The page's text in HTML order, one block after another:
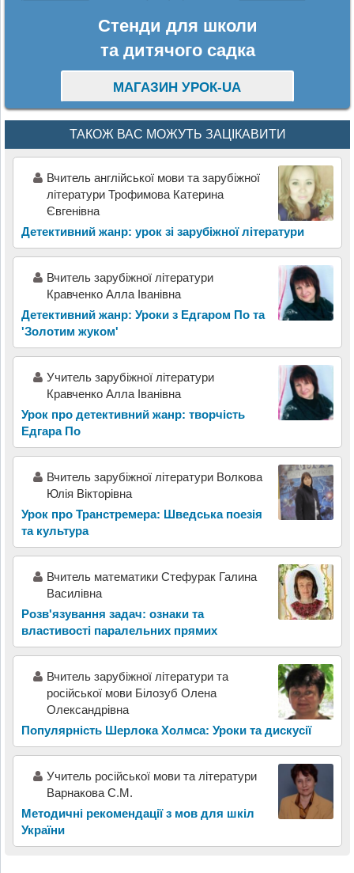
Стенди для школи
та дитячого садка
МАГАЗИН УРОК-UA
ТАКОЖ ВАС МОЖУТЬ ЗАЦІКАВИТИ
Вчитель англійської мови та зарубіжної
літератури Трофимова Катерина
Євгенівна
Детективний жанр: урок зі зарубіжної літератури
Вчитель зарубіжної літератури
Кравченко Алла Іванівна
Детективний жанр: Уроки з Едгаром По та
'Золотим жуком'
Учитель зарубіжної літератури
Кравченко Алла Іванівна
Урок про детективний жанр: творчість
Едгара По
Вчитель зарубіжної літератури Волкова
Юлія Вікторівна
Урок про Транстремера: Шведська поезія
та культура
Вчитель математики Стефурак Галина
Василівна
Розв'язування задач: ознаки та
властивості паралельних прямих
Вчитель зарубіжної літератури та
російської мови Білозуб Олена
Олександрівна
Популярність Шерлока Холмса: Уроки та дискусії
Учитель російської мови та літератури
Варнакова С.М.
Методичні рекомендації з мов для шкіл
України